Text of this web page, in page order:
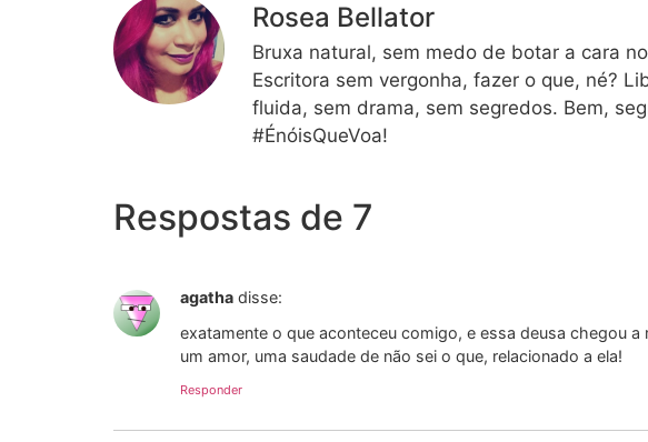
Rosea Bellator
Bruxa natural, sem medo de botar a cara
Escritora sem vergonha, fazer o que, né?
fluida, sem drama, sem segredos. Bem,
#ÉnóisQueVoa!
Respostas de 7
agatha disse:
exatamente o que aconteceu comigo, e essa deusa chegou
um amor, uma saudade de não sei o que, relacionado a ela!
Responder